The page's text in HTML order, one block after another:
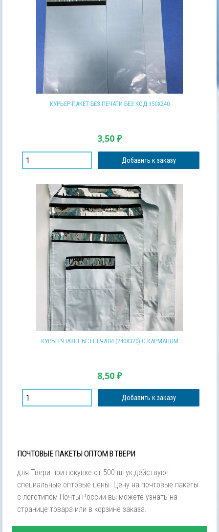
КУРЬЕР-ПАКЕТ БЕЗ ПЕЧАТИ БЕЗ КСД 150Х240
3,50 ₽
Добавить к заказу
КУРЬЕР-ПАКЕТ БЕЗ ПЕЧАТИ (240Х320) С КАРМАНОМ
8,50 ₽
Добавить к заказу
ПОЧТОВЫЕ ПАКЕТЫ ОПТОМ В ТВЕРИ
для Твери при покупке от 500 штук действуют
специальные оптовые цены. Цену на почтовые пакеты
с логотипом Почты России вы можете узнать на
странице товара или в корзине заказа.